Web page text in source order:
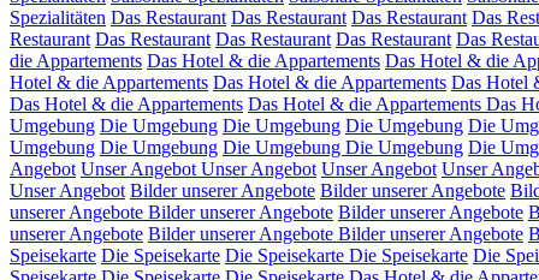
Spezialitäten Das Restaurant Das Restaurant Das Restaurant Das
Restaurant Das Restaurant Das Restaurant Das Restaurant Das
die Appartements Das Hotel & die Appartements Das Hotel & die
Hotel & die Appartements Das Hotel & die Appartements Das Hotel
Das Hotel & die Appartements Das Hotel & die Appartements Das
Umgebung Die Umgebung Die Umgebung Die Umgebung Die
Umgebung Die Umgebung Die Umgebung Die Umgebung Die
Angebot Unser Angebot Unser Angebot Unser Angebot Unser
Unser Angebot Bilder unserer Angebote Bilder unserer Angebote
unserer Angebote Bilder unserer Angebote Bilder unserer Angebote
unserer Angebote Bilder unserer Angebote Bilder unserer Angebote
Speisekarte Die Speisekarte Die Speisekarte Die Speisekarte Die